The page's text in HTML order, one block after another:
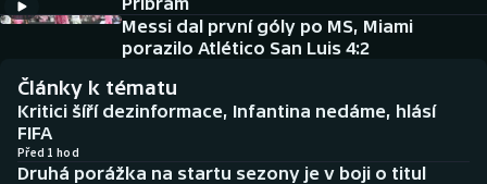
Baseball a softbal
Basketbal
Biatlon
Historické návraty
Aplikace ČT sport
Messi dal první góly po MS, Miami
porazilo Atlético San Luis 4:2
Články k tématu
Kritici šíří dezinformace, Infantina nedáme, hlásí
FIFA
Před 1 hod
Druhá porážka na startu sezony je v boji o titul